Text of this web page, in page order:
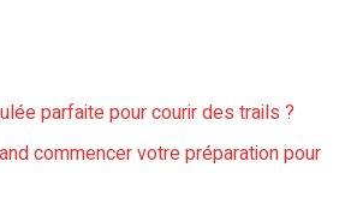
parfaite pour courir des trails ?
commencer votre préparation pour